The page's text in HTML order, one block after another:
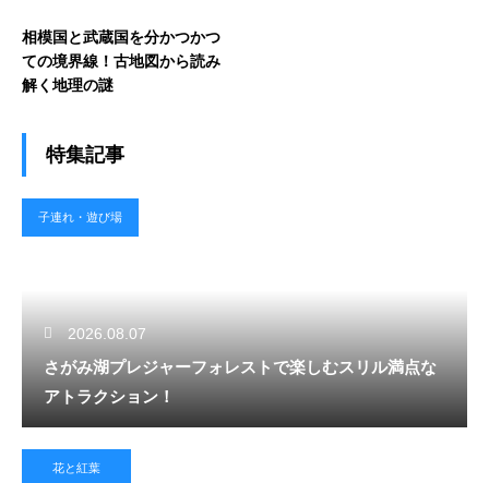
相模国と武蔵国を分かつかつ
ての境界線！古地図から読み
解く地理の謎
特集記事
子連れ・遊び場
2026.08.07
さがみ湖プレジャーフォレストで楽しむスリル満点な
アトラクション！
花と紅葉